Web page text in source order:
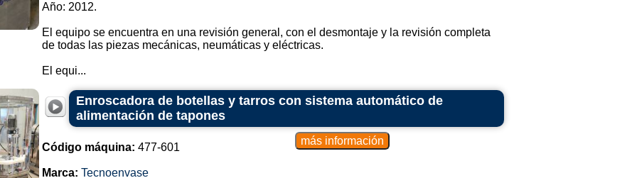
Año: 2012.
El equipo se encuentra en una revisión general, con el desmontaje y la revisión completa
de todas las piezas mecánicas, neumáticas y eléctricas.
El equi...
Enroscadora de botellas y tarros con sistema automático de
alimentación de tapones
Código máquina: 477-601
Marca: Tecnoenvase